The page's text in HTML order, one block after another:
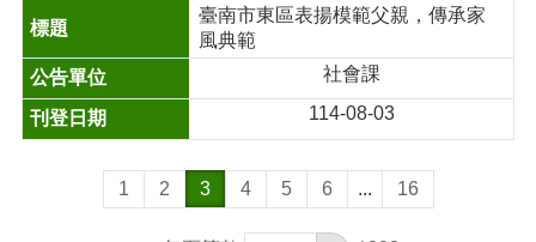
臺南市東區表揚模範父親，傳承家
風典範
社會課
114-08-03
1 2 3 4 5 6 ... 16